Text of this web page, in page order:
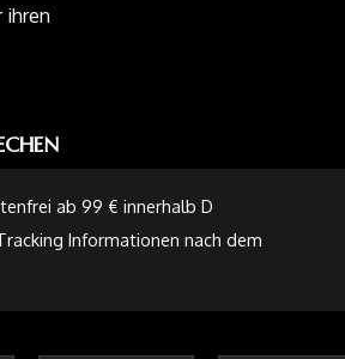
ihren
ab 99 € innerhalb D
Informationen nach dem